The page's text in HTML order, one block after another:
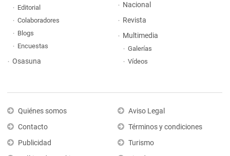
Editorial
Colaboradores
Blogs
Encuestas
Osasuna
Nacional
Revista
Multimedia
Galerías
Vídeos
Quiénes somos
Contacto
Publicidad
Aviso Legal
Términos y condiciones
Turismo